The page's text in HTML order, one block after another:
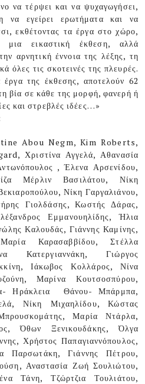
να τέρψει και να ψυχαγωγήσει,
να εγείρει ερωτήματα και να
εκθέτοντας τα έργα στο χώρο,
μια εικαστική έκθεση, αλλά
αρνητική έννοια της λέξης, τη
όλες τις σκοτεινές της πλευρές.
της έκθεσης, αποτελούν 62
βία σε κάθε της μορφή, φανερή ή
και στρεβλές ιδέες…»
Abou Negm, Kim Roberts,
Χριστίνα Αγγελά, Αθανασία
, Έλενα Αρσενίδου,
Μέρλιν Βασιλάτου, Νίκη
Νίκη Γαργαλιάνου,
Γιολδάσης, Κωστής Δάρας,
Εμμανουηλίδης, Ήλια
Καλουδάς, Γιάννης Καμίνης,
Καρασαββίδου, Στέλλα
Κατεργιαννάκη, Γιώργος
Ιάκωβος Κολλάρος, Νίνα
Μαρίνα Κουτσοσπύρου,
Ηράκλεια
Θάνου- Μπάρμπα,
Νίκη Μιχαηλίδου, Κώστας
Μαρία Ντάρλα,
Όθων Ξενικουδάκης, Όλγα
Χρήστος Παπαγιαννόπουλος,
Παρσωτάκη, Γιάννης Πέτρου,
Αναστασία Ζωή Σουλιώτου,
Τάνη, Τζώρτζια Τουλιάτου,